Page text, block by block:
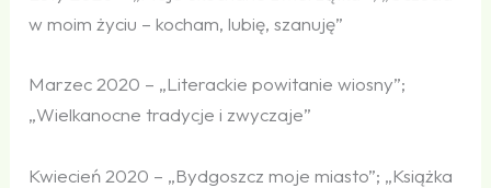
w moim życiu – kocham, lubię, szanuję”
Marzec 2020 – „Literackie powitanie wiosny”;
„Wielkanocne tradycje i zwyczaje”
Kwiecień 2020 – „Bydgoszcz moje miasto”; „Książka